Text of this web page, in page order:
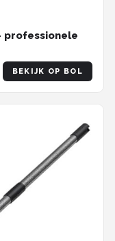
professionele
BEKIJK OP BOL